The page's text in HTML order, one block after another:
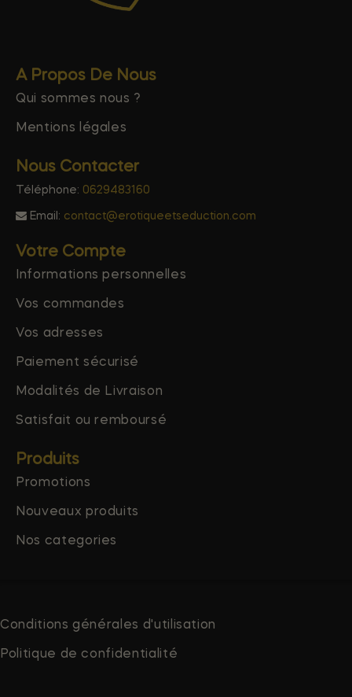
A Propos De Nous
Qui sommes nous ?
Mentions légales
Nous Contacter
Téléphone: 0629483160
Email: contact@erotiqueetseduction.com
Votre Compte
Informations personnelles
Vos commandes
Vos adresses
Paiement sécurisé
Modalités de Livraison
Satisfait ou remboursé
Produits
Promotions
Nouveaux produits
Nos categories
Conditions générales d'utilisation
Politique de confidentialité